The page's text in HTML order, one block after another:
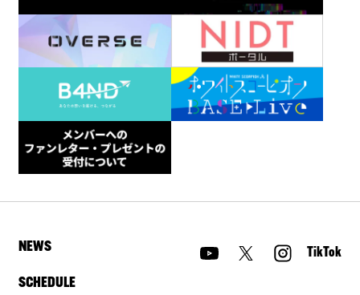
NEWS
SCHEDULE
TikTok